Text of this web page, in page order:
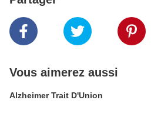
Vous aimerez aussi
Alzheimer Trait D'Union